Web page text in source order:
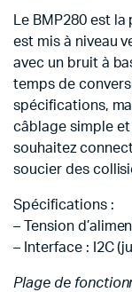
Le BMP280 est
est mis à niveau
avec un bruit à
temps de
spécifications,
câblage simple
souhaitez
soucier des
Spécifications :
– Tension
– Interface : I2C
Plage de